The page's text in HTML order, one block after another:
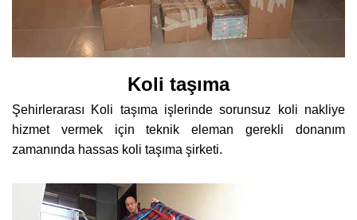
Koli taşıma
Şehirlerarası Koli taşıma işlerinde sorunsuz koli nakliye
hizmet vermek için teknik eleman gerekli donanım
zamanında hassas koli taşıma şirketi.